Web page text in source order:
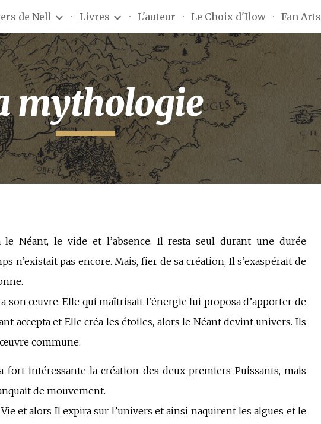
Skip to navigation
de Nell Livres L'auteur Le Choix d'Ilow Fan Arts
mythologie
le Néant, le vide et l’absence. Il resta seul durant une durée
n’existait pas encore. Mais, fier de sa création, Il s’exaspérait de
son œuvre. Elle qui maîtrisait l’énergie lui proposa d’apporter de
accepta et Elle créa les étoiles, alors le Néant devint univers. Ils
commune.
fort intéressante la création des deux premiers Puissants, mais
de mouvement.
et alors Il expira sur l’univers et ainsi naquirent les algues et le